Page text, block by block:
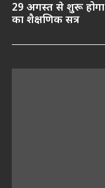
29 अगस्त से शुरू होगा
का शैक्षणिक सत्र